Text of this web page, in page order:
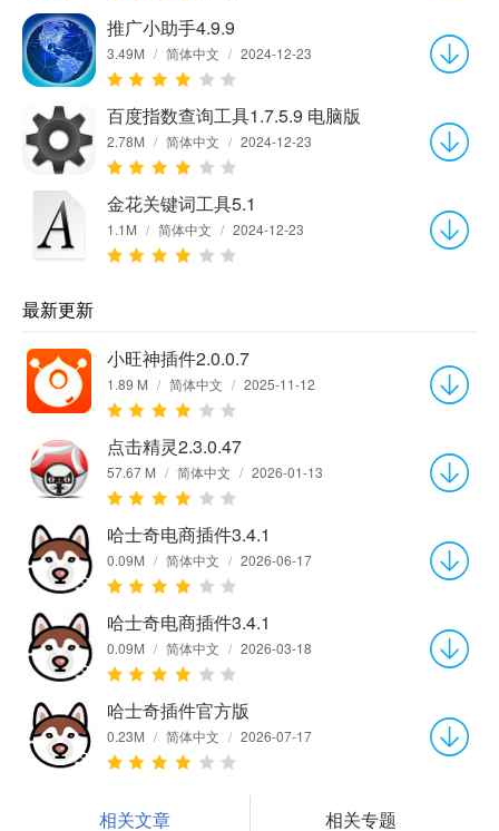
推广小助手4.9.9
3.49M / 简体中文 / 2024-12-23
百度指数查询工具1.7.5.9 电脑版
2.78M / 简体中文 / 2024-12-23
金花关键词工具5.1
1.1M / 简体中文 / 2024-12-23
最新更新
小旺神插件2.0.0.7
1.89 M / 简体中文 / 2025-11-12
点击精灵2.3.0.47
57.67 M / 简体中文 / 2026-01-13
哈士奇电商插件3.4.1
0.09M / 简体中文 / 2026-06-17
哈士奇电商插件3.4.1
0.09M / 简体中文 / 2026-03-18
哈士奇插件官方版
0.23M / 简体中文 / 2026-07-17
相关文章 相关专题